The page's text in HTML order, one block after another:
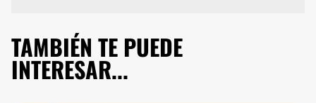
TAMBIÉN TE PUEDE
INTERESAR...